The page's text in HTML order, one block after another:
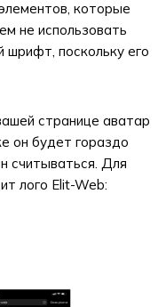
которые
не использовать
шрифт, поскольку его
странице аватар
он будет гораздо
считываться. Для
лого Elit-Web: